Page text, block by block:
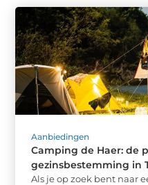
Aanbiedingen
Camping de Haer: de
gezinsbestemming in
Als je op zoek bent naar